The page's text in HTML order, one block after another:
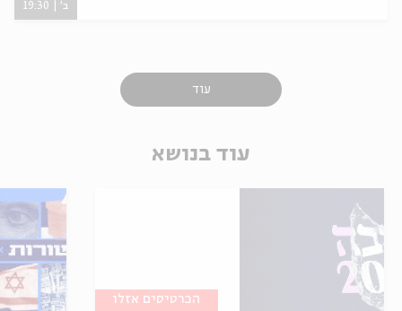
ב' | 19:30
עוד
עוד בנושא
הכרטיסים אזלו